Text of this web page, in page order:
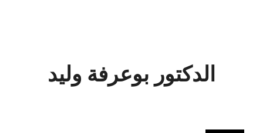
الدكتور بوعرفة وليد